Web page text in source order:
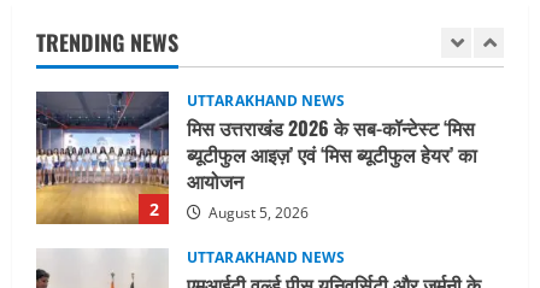
TRENDING NEWS
2
ब्यूटीफुल आइज़’ एवं ‘मिस ब्यूटीफुल हेयर’ का
आयोजन
August 5, 2026
3
UTTARAKHAND NEWS
एमआईटी वर्ल्ड पीस यूनिवर्सिटी और जर्मनी के
बीएसबीआई के बीच समझौता; भारतीय छात्रों
को मिलेंगे वैश्विक अवसर
August 5, 2026